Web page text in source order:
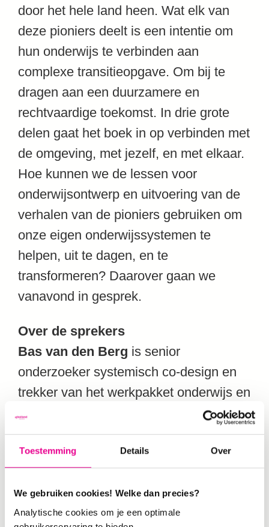
Toestemming Details Over
We gebruiken cookies! Welke dan precies?
Analytische cookies om je een optimale
door het hele land heen. Wat elk van
deze pioniers deelt is een intentie om
hun onderwijs te verbinden aan
complexe transitieopgave. Om bij te
dragen aan een duurzamere en
rechtvaardige toekomst. In drie grote
delen gaat het boek in op verbinden met
de omgeving, met jezelf, en met elkaar.
Hoe kunnen we de lessen voor
onderwijsontwerp en uitvoering van de
verhalen van de pioniers gebruiken om
onze eigen onderwijssystemen te
helpen, uit te dagen, en te
transformeren? Daarover gaan we
vanavond in gesprek.
Over de sprekers
Bas van den Berg is senior
onderzoeker systemisch co-design en
trekker van het werkpakket onderwijs en
leren binnen het expertise netwerk
systemisch co-design. Daarnaast werkt
hij als strategisch adviseur
dienst bestuurszaken van de Haagse
Hogeschool. Hij is de auteur van het